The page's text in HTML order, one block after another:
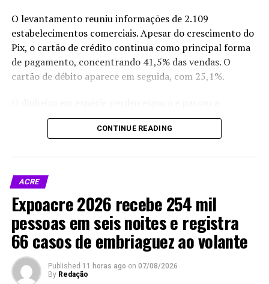
X Facebook WhatsApp
LinkedIn Telegram
O levantamento reuniu informações de 2.109
estabelecimentos comerciais. Apesar do crescimento do
Pix, o cartão de crédito continua como principal forma
de pagamento, concentrando 41,5% das vendas. O
cartão de débito aparece em seguida, com 25,1%.
representar 8,3% das vendas presenciais. Os vouchers
respondem por 4,6%, enquanto os cheques, que durante
comerciais, representam menos de 1%.
A participação do Pix é maior nos estabelecimentos de
menor porte. Entre empresas com faturamento anual
de até R$ 130 mil, a ferramenta responde por 30,4% das
vendas realizadas em salão e balcão. Nos negócios com
receita entre R$ 130 mil e R$ 360 mil, o índice é de
22,6%.
CONTINUE READING
ACRE
Expoacre 2026 recebe 254 mil
pessoas em seis noites e registra
66 casos de embriaguez ao volante
Published 11 horas ago on 07/08/2026
By Redação